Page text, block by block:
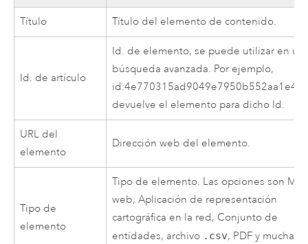
Título Título del elemento de contenido.
Id. de artículo
Id. de elemento, se puede utilizar en
búsqueda avanzada. Por ejemplo,
devuelve el elemento para dicho Id.
URL del
elemento
Dirección web del elemento.
Tipo de
elemento
Tipo de elemento. Las opciones son
web, Aplicación de representación
cartográfica en la red, Conjunto de
entidades, archivo .csv, PDF y muchas